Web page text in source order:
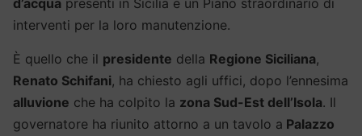
interventi per la loro manutenzione.
È quello che il presidente della Regione Siciliana,
Renato Schifani, ha chiesto agli uffici, dopo l’ennesima
alluvione che ha colpito la zona Sud-Est dell’Isola. Il
governatore ha riunito attorno a un tavolo a Palazzo